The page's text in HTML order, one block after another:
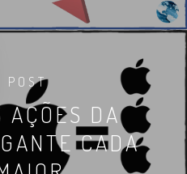
POST
DA
CADA